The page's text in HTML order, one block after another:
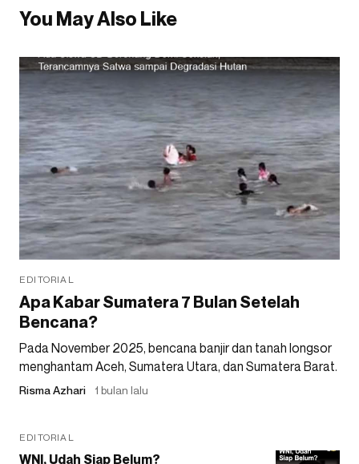
You May Also Like
EDITORIAL
Apa Kabar Sumatera 7 Bulan Setelah
Bencana?
Pada November 2025, bencana banjir dan tanah longsor
menghantam Aceh, Sumatera Utara, dan Sumatera Barat.
Risma Azhari 1 bulan lalu
EDITORIAL
WNI, Udah Siap Belum?